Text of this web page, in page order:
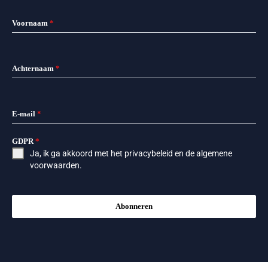
Voornaam *
Achternaam *
E-mail *
GDPR*
Ja, ik ga akkoord met het privacybeleid en dealgemene
voorwaarden.
Abonneren